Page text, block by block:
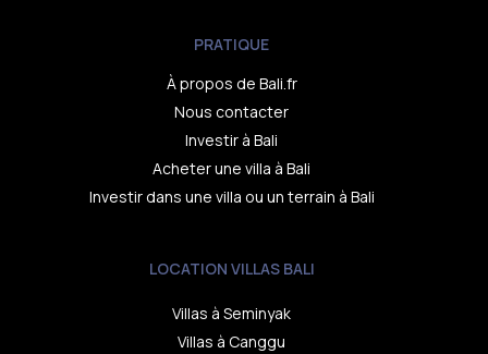
PRATIQUE
À propos de Bali.fr
Nous contacter
Investir à Bali
Acheter une villa à Bali
Investir dans une villa ou un terrain à Bali
LOCATION VILLAS BALI
Villas à Seminyak
Villas à Canggu